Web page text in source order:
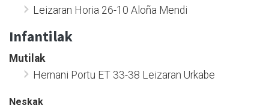
Leizaran Horia 26-10 Aloña Mendi
Infantilak
Mutilak
Hernani Portu ET 33-38 Leizaran Urkabe
Neskak